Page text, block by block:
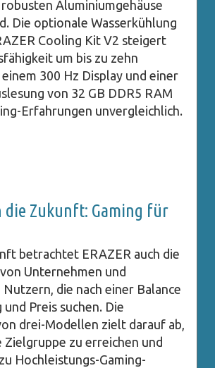
robusten Aluminiumgehäuse
Die optionale Wasserkühlung
Cooling Kit V2 steigert
um bis zu zehn
300 Hz Display und einer
von 32 GB DDR5 RAM
Erfahrungen unvergleichlich.
die Zukunft: Gaming für
betrachtet ERAZER auch die
Unternehmen und
die nach einer Balance
Preis suchen. Die
drei-Modellen zielt darauf ab,
zu erreichen und
Hochleistungs-Gaming-